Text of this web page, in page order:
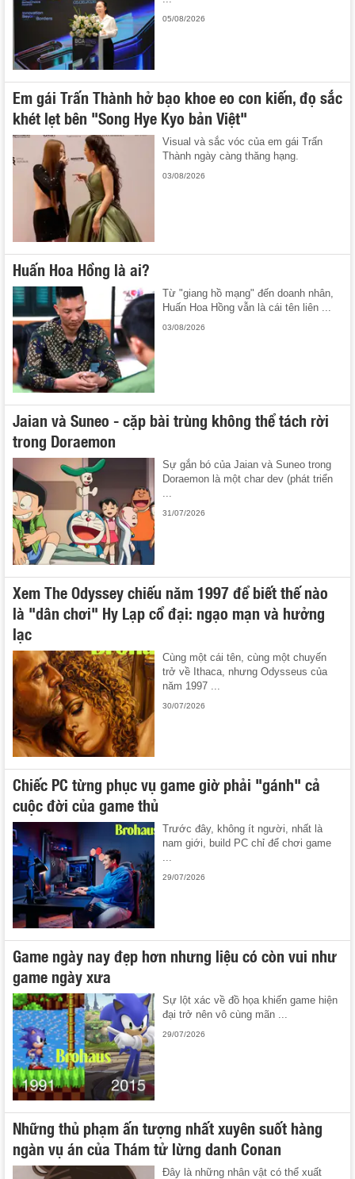
05/08/2026
Em gái Trấn Thành hở bạo khoe eo con kiến, đọ sắc
khét lẹt bên "Song Hye Kyo bản Việt"
Visual và sắc vóc của em gái Trấn
Thành ngày càng thăng hạng.
03/08/2026
Huấn Hoa Hồng là ai?
Từ "giang hồ mạng" đến doanh nhân,
Huấn Hoa Hồng vẫn là cái tên liên ...
03/08/2026
Jaian và Suneo - cặp bài trùng không thể tách rời
trong Doraemon
Sự gắn bó của Jaian và Suneo trong
Doraemon là một char dev (phát triển
...
31/07/2026
Xem The Odyssey chiếu năm 1997 để biết thế nào
là "dân chơi" Hy Lạp cổ đại: ngạo mạn và hưởng
lạc
Cùng một cái tên, cùng một chuyến
trở về Ithaca, nhưng Odysseus của
năm 1997 ...
30/07/2026
Chiếc PC từng phục vụ game giờ phải "gánh" cả
cuộc đời của game thủ
Trước đây, không ít người, nhất là
nam giới, build PC chỉ để chơi game
...
29/07/2026
Game ngày nay đẹp hơn nhưng liệu có còn vui như
game ngày xưa
Sự lột xác về đồ họa khiến game hiện
đại trở nên vô cùng mãn ...
29/07/2026
Những thủ phạm ấn tượng nhất xuyên suốt hàng
ngàn vụ án của Thám tử lừng danh Conan
Đây là những nhân vật có thể xuất